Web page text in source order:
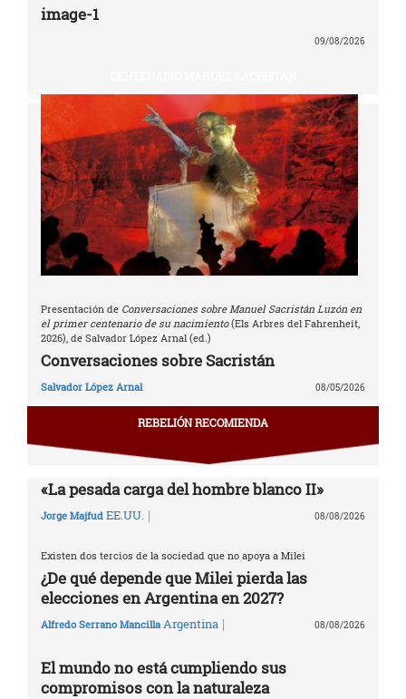
image-1
09/08/2026
Presentación de Conversaciones sobre Manuel Sacristán Luzón en
el primer centenario de su nacimiento(Els Arbres del Fahrenheit,
2026), de Salvador López Arnal (ed.)
Conversaciones sobre Sacristán
Salvador López Arnal 08/05/2026
REBELIÓN RECOMIENDA
«La pesada carga del hombre blanco II»
Jorge Majfud EE.UU. | 08/08/2026
Existen dos tercios de la sociedad que no apoya a Milei
¿De qué depende que Milei pierda las
elecciones en Argentina en 2027?
Alfredo Serrano Mancilla Argentina | 08/08/2026
El mundo no está cumpliendo sus
compromisos con la naturaleza